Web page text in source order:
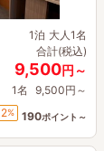
1泊 大人1名
合計(税込)
9,500円～
1名 9,500円～
2% 190ポイント～